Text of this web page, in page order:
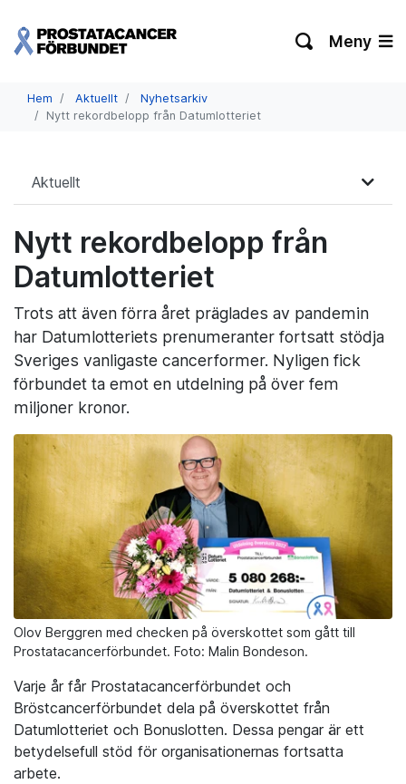
Meny
Hem Aktuellt
Nyhetsarkiv
Nytt rekordbelopp från Datumlotteriet
Aktuellt
Nytt rekordbelopp från
Datumlotteriet
Trots att även förra året präglades av pandemin
har Datumlotteriets prenumeranter fortsatt stödja
Sveriges vanligaste cancerformer. Nyligen fick
förbundet ta emot en utdelning på över fem
miljoner kronor.
Olov Berggren med checken på överskottet som gått till
Prostatacancerförbundet. Foto: Malin Bondeson.
Varje år får Prostatacancerförbundet och
Bröstcancerförbundet dela på överskottet från
Datumlotteriet och Bonuslotten. Dessa pengar är ett
betydelsefull stöd för organisationernas fortsatta
arbete.